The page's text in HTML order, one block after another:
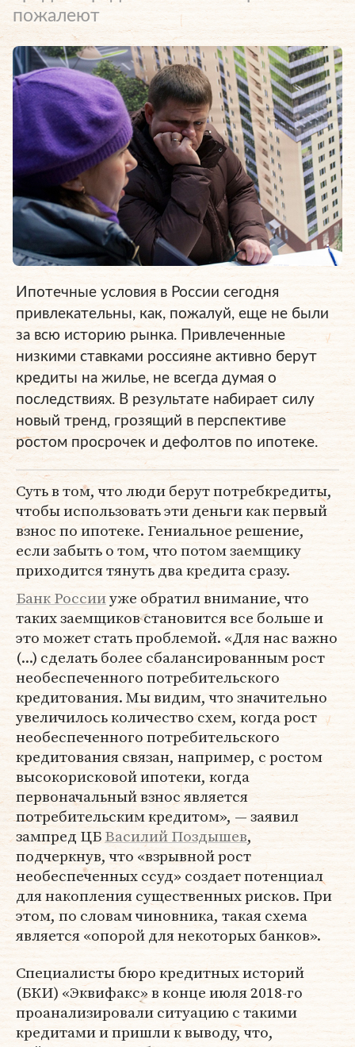
пожалеют
Ипотечные условия в России сегодня
привлекательны, как, пожалуй, еще не были
за всю историю рынка. Привлеченные
низкими ставками россияне активно берут
кредиты на жилье, не всегда думая о
последствиях. В результате набирает силу
новый тренд, грозящий в перспективе
ростом просрочек и дефолтов по ипотеке.
Суть в том, что люди берут потребкредиты,
чтобы использовать эти деньги как первый
взнос по ипотеке. Гениальное решение,
если забыть о том, что потом заемщику
приходится тянуть два кредита сразу.
Банк Россииуже обратил внимание, что
таких заемщиков становится все больше и
это может стать проблемой. «Для нас важно
(...) сделать более сбалансированным рост
необеспеченного потребительского
кредитования. Мы видим, что значительно
увеличилось количество схем, когда рост
необеспеченного потребительского
кредитования связан, например, с ростом
высокорисковой ипотеки, когда
первоначальный взнос является
потребительским кредитом», — заявил
зампред ЦБВасилий Поздышев,
подчеркнув, что «взрывной рост
необеспеченных ссуд» создает потенциал
для накопления существенных рисков. При
этом, по словам чиновника, такая схема
является «опорой для некоторых банков».
Специалисты бюро кредитных историй
(БКИ) «Эквифакс» в конце июля 2018-го
проанализировали ситуацию с такими
кредитами и пришли к выводу, что,